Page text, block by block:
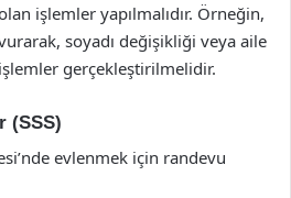
işlemler yapılmalıdır. Örneğin,
soyadı değişikliği veya aile
gerçekleştirilmelidir.
(SSS)
evlenmek için randevu